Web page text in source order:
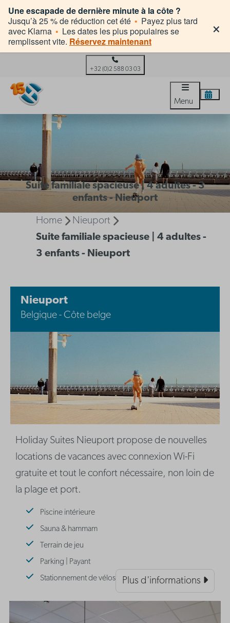
Une escapade de dernière minute à la côte ?
Jusqu’à 25 % de réduction cet été • Payez plus tard
avec Klarna • Les dates les plus populaires se
remplissent vite. Réservez maintenant
×
+32 (0)2 588 03 03
Menu
Suite familiale spacieuse | 4 adultes - 3
enfants - Nieuport
Home
Nieuport
Suite familiale spacieuse | 4 adultes -
3 enfants - Nieuport
Nieuport
Belgique - Côte belge
Holiday Suites Nieuport propose de nouvelles
locations de vacances avec connexion Wi-Fi
gratuite et tout le confort nécessaire, non loin de
la plage et port.
Piscine intérieure
Sauna & hammam
Terrain de jeu
Parking | Payant
Stationnement de vélos
Plus d'informations